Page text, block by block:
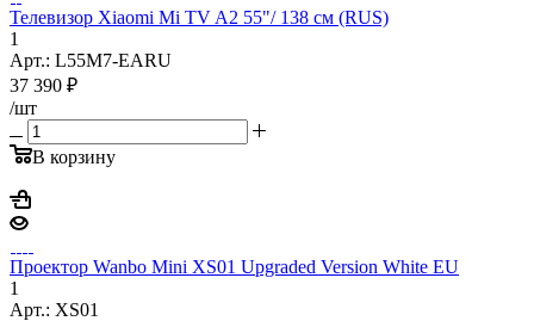
Телевизор Xiaomi Mi TV A2 55"/ 138 см (RUS)
1
Арт.: L55M7-EARU
37 390 ₽
/шт
В корзину
Проектор Wanbo Mini XS01 Upgraded Version White EU
1
Арт.: XS01